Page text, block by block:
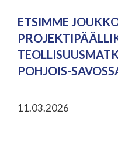
ETSIMME
POHJOIS-
11.03.2026